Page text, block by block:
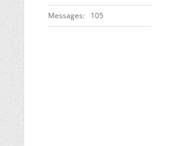
Messages 105